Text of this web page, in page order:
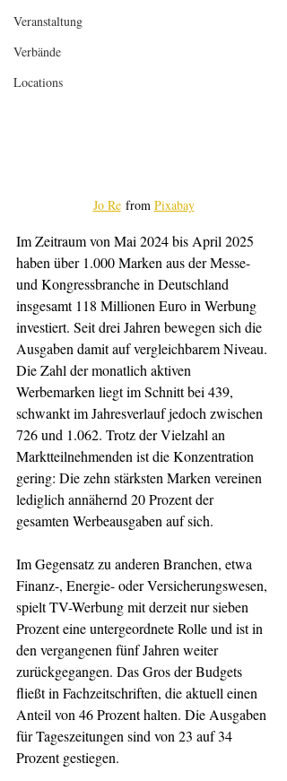
Veranstaltung
Verbände
Locations
Jo Re from Pixabay
Im Zeitraum von Mai 2024 bis April 2025
haben über 1.000 Marken aus der Messe-
und Kongressbranche in Deutschland
insgesamt 118 Millionen Euro in Werbung
investiert. Seit drei Jahren bewegen sich die
Ausgaben damit auf vergleichbarem Niveau.
Die Zahl der monatlich aktiven
Werbemarken liegt im Schnitt bei 439,
schwankt im Jahresverlauf jedoch zwischen
726 und 1.062. Trotz der Vielzahl an
Marktteilnehmenden ist die Konzentration
gering: Die zehn stärksten Marken vereinen
lediglich annähernd 20 Prozent der
gesamten Werbeausgaben auf sich.
Im Gegensatz zu anderen Branchen, etwa
Finanz-, Energie- oder Versicherungswesen,
spielt TV-Werbung mit derzeit nur sieben
Prozent eine untergeordnete Rolle und ist in
den vergangenen fünf Jahren weiter
zurückgegangen. Das Gros der Budgets
fließt in Fachzeitschriften, die aktuell einen
Anteil von 46 Prozent halten. Die Ausgaben
für Tageszeitungen sind von 23 auf 34
Prozent gestiegen.